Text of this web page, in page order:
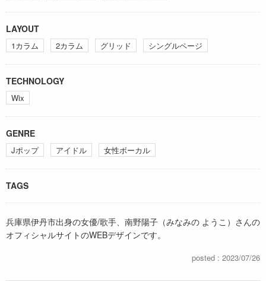
LAYOUT
1カラム 2カラム グリッド シングルページ
TECHNOLOGY
Wix
GENRE
Jポップ アイドル 女性ボーカル
TAGS
兵庫県伊丹市出身の女優/歌手、南野陽子（みなみの ようこ）さんの
オフィシャルサイトのWEBデザインです。
posted : 2023/07/26